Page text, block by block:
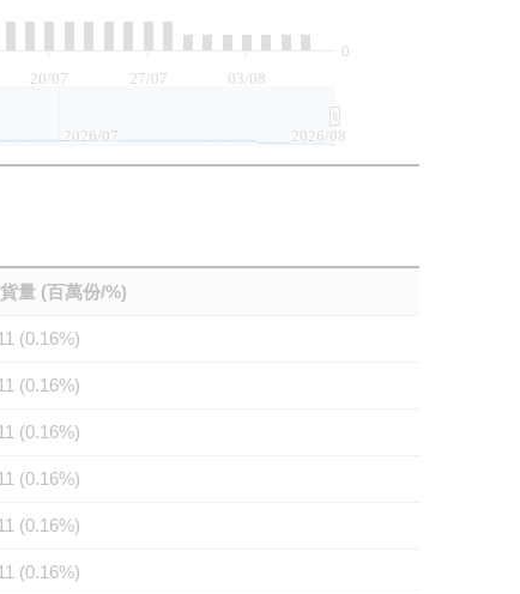
27/07
20/07 03/08
0
2026/07 2026/08
量 (百萬份/%)
(0.16%)
(0.16%)
(0.16%)
(0.16%)
(0.16%)
(0.16%)